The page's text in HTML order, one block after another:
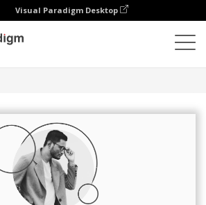
Visual Paradigm Desktop